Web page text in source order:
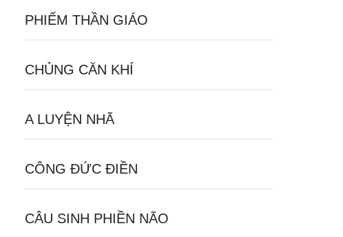
PHIẾM THẦN GIÁO
CHỦNG CĂN KHÍ
A LUYỆN NHÃ
CÔNG ĐỨC ĐIỀN
CÂU SINH PHIỀN NÃO